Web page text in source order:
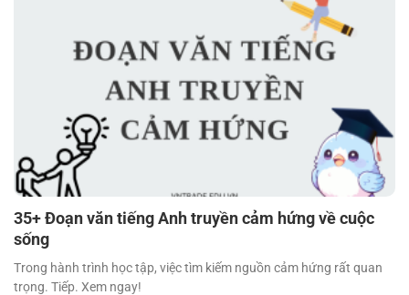
35+ Đoạn văn tiếng Anh truyền cảm hứng về cuộc
sống
Trong hành trình học tập, việc tìm kiếm nguồn cảm hứng rất quan
trọng. Tiếp. Xem ngay!